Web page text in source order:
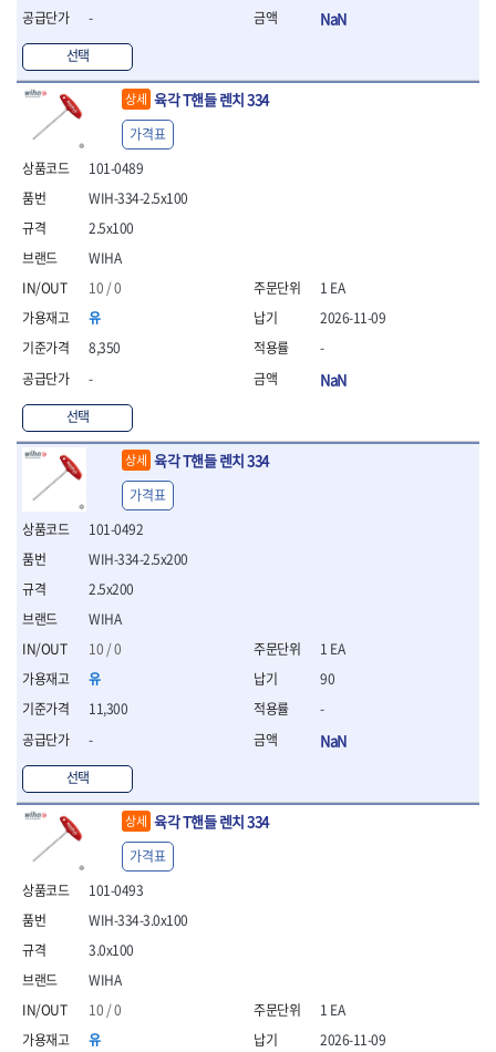
- 방폭T렌치
- 방폭드라이버
- 방폭펀치
- 절연포지비트소켓
철공공구
- 볼트커터
- 핸드볼트커터
- 클램프
- 망치
- 빠루망치
- 볼핀망치
- 함마망치
- 도끼
- 망치헤드
- 플라스틱망치
- 고무망치
- 핀펀치
- 센타펀치
- 평치즐
- 핀펀치세트
- 펀치
- 펀치세트
- 용접용품
- 빠루
- 철공끌
원예.사무용품
- 정글칼
- 전정톱
- 접톱
- 목공톱
- 고지톱
- 다목적가위
- 안전커터칼
- 마킹
- 조줄
- 철공용줄
-
선택
NaN
상세 육각 T핸들 렌치 334
101-0489
WIHA
10 / 0
유
8,350
-
선택
WIH-334-2.5x100
2.5x100
가격표
1 EA
2026-11-09
-
NaN
상세 육각 T핸들 렌치 334
101-0492
WIHA
10 / 0
유
11,300
-
선택
WIH-334-2.5x200
2.5x200
가격표
1 EA
90
-
NaN
상세 육각 T핸들 렌치 334
101-0493
WIHA
10 / 0
유
WIH-334-3.0x100
3.0x100
가격표
1 EA
2026-11-09